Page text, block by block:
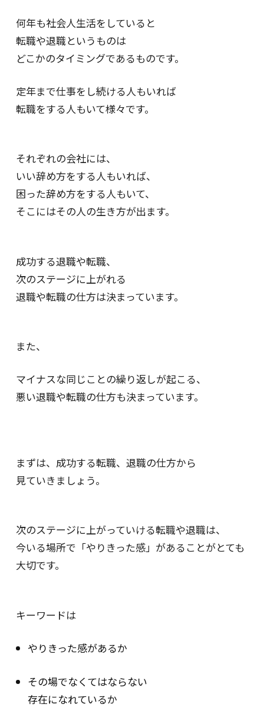
何年も社会人生活をしていると
転職や退職というものは
どこかのタイミングであるものです。
定年まで仕事をし続ける人もいれば
転職をする人もいて様々です。
それぞれの会社には、
いい辞め方をする人もいれば、
困った辞め方をする人もいて、
そこにはその人の生き方が出ます。
成功する退職や転職、
次のステージに上がれる
退職や転職の仕方は決まっています。
また、
マイナスな同じことの繰り返しが起こる、
悪い退職や転職の仕方も決まっています。
まずは、成功する転職、退職の仕方から
見ていきましょう。
次のステージに上がっていける転職や退職は、
今いる場所で「やりきった感」があることがとても
大切です。
キーワードは
やりきった感があるか
その場でなくてはならない
存在になれているか